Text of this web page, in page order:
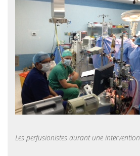
Les perfusionistes durant une intervention